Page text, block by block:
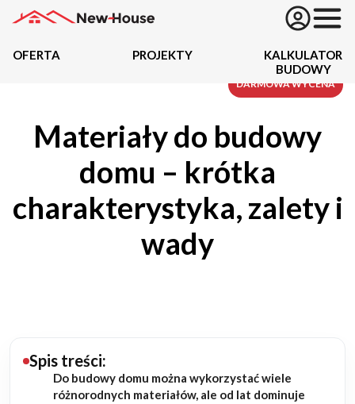
Oferta
Kredyty
Budowa domu
OFERTA PROJEKTY
KALKULATOR
BUDOWY
Materiały do budowy
domu – krótka
charakterystyka, zalety i
wady
Spis treści:
Do budowy domu można wykorzystać wiele
różnorodnych materiałów, ale od lat dominuje
DARMOWA WYCENA